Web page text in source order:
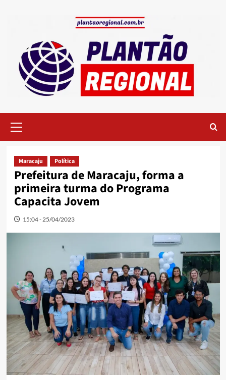
Menu
Maracaju Política
Prefeitura de Maracaju, forma a
primeira turma do Programa
Capacita Jovem
15:04 - 25/04/2023